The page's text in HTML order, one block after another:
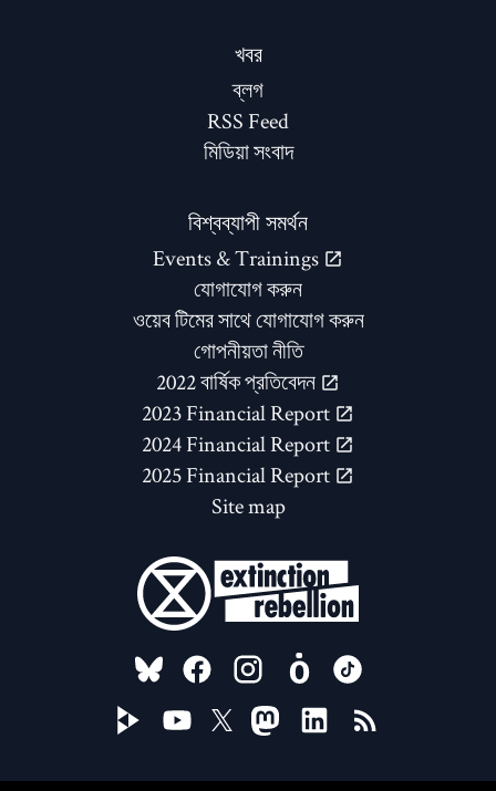
খবর
ব্লগ
RSS Feed
মিডিয়া সংবাদ
বিশ্বব্যাপী সমর্থন
Events & Trainings
যোগাযোগ করুন
ওয়েব টিমের সাথে যোগাযোগ করুন
গোপনীয়তা নীতি
2022 বার্ষিক প্রতিবেদন
2023 Financial Report
2024 Financial Report
2025 Financial Report
Site map
FOLLOW US ON